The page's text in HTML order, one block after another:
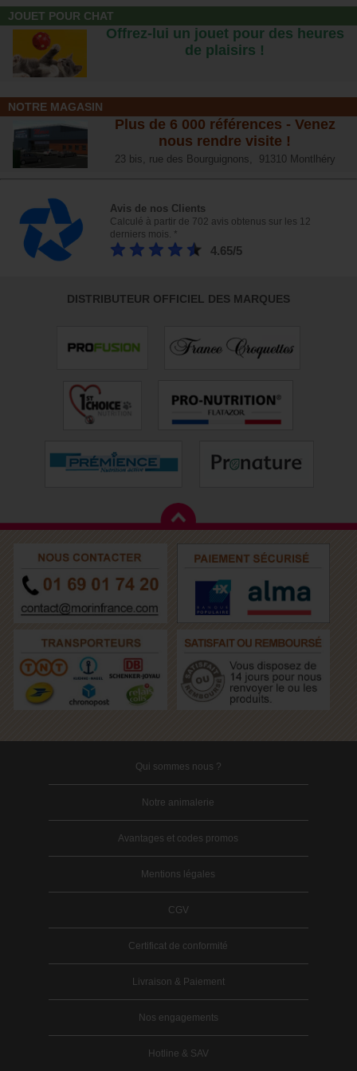
JOUET POUR CHAT
Offrez-lui un jouet pour des heures
de plaisirs !
NOTRE MAGASIN
Plus de 6 000 références - Venez
nous rendre visite !
23 bis, rue des Bourguignons, 91310 Montlhéry
Avis de nos Clients
Calculé à partir de 702 avis obtenus sur les 12
derniers mois. *
4.65/5
DISTRIBUTEUR OFFICIEL DES MARQUES
Qui sommes nous ?
Notre animalerie
Avantages et codes promos
Mentions légales
CGV
Certificat de conformité
Livraison & Paiement
Nos engagements
Hotline & SAV